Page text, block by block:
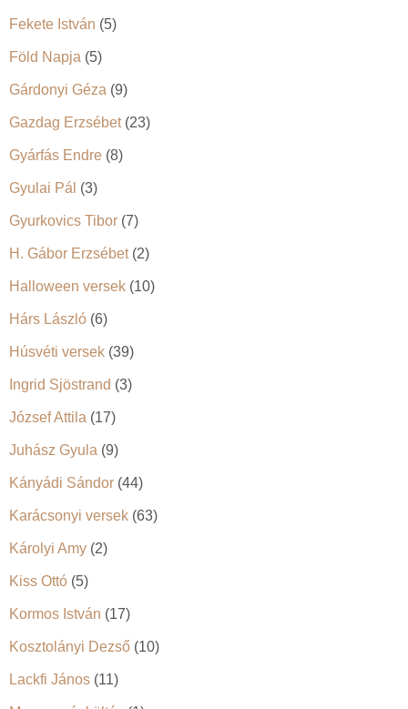
Fekete István (5)
Föld Napja (5)
Gárdonyi Géza (9)
Gazdag Erzsébet(23)
Gyárfás Endre (8)
Gyulai Pál (3)
Gyurkovics Tibor (7)
H. Gábor Erzsébet(2)
Halloween versek (10)
Hárs László (6)
Húsvéti versek (39)
Ingrid Sjöstrand (3)
József Attila (17)
Juhász Gyula (9)
Kányádi Sándor (44)
Karácsonyi versek (63)
Károlyi Amy (2)
Kiss Ottó (5)
Kormos István (17)
Kosztolányi Dezső (10)
Lackfi János (11)